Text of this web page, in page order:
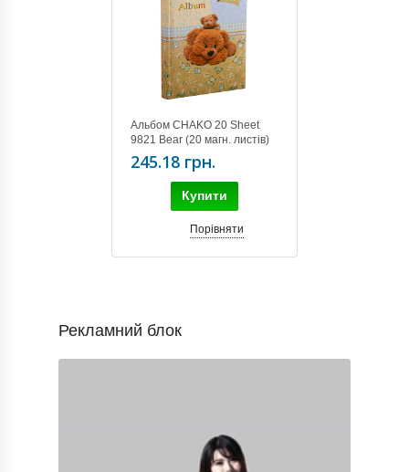
Альбом CHAKO 20 Sheet
9821 Bear (20 магн. листів)
245.18 грн.
Купити
Порівняти
Рекламний блок